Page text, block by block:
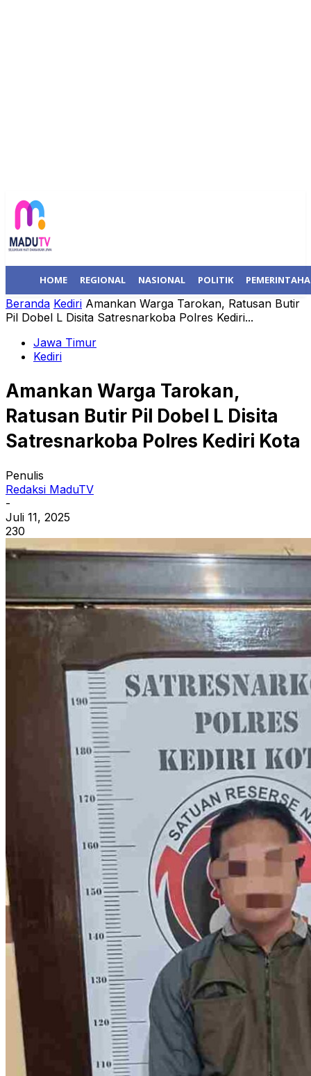
HOME REGIONAL NASIONAL POLITIK
Beranda Kediri Amankan Warga Tarokan, Ratusan Butir
Pil Dobel L Disita Satresnarkoba Polres Kediri...
Jawa Timur
Kediri
Amankan Warga Tarokan,
Ratusan Butir Pil Dobel L Disita
Satresnarkoba Polres Kediri Kota
Penulis
Redaksi MaduTV
-
Juli 11, 2025
230